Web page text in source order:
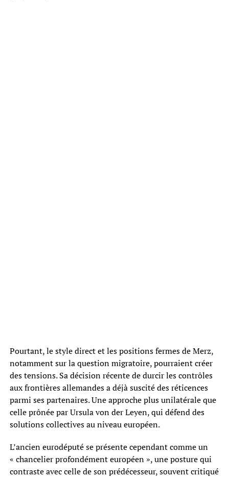
Pourtant, le style direct et les positions fermes de Merz,
notamment sur la question migratoire, pourraient créer
des tensions. Sa décision récente de durcir les contrôles
aux frontières allemandes a déjà suscité des réticences
parmi ses partenaires. Une approche plus unilatérale que
celle prônée par Ursula von der Leyen, qui défend des
solutions collectives au niveau européen.
L’ancien eurodéputé se présente cependant comme un
« chancelier profondément européen », une posture qui
contraste avec celle de son prédécesseur, souvent critiqué